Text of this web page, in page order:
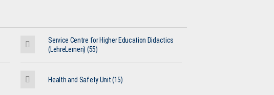
Service Centre for Higher Education Didactics
(LehreLernen) (55)
Health and Safety Unit (15)